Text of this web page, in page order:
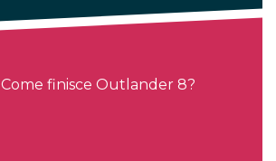
Come finisce Outlander 8?